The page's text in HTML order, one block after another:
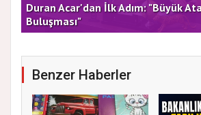
Duran Acar'dan İlk Adım: "Büyük
Buluşması"
Benzer Haberler